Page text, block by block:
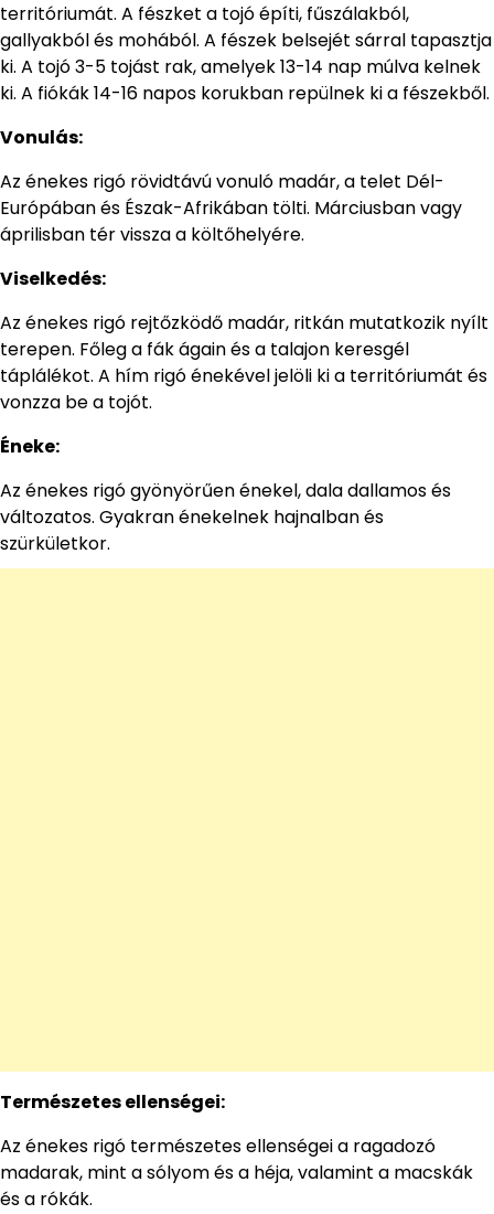
territóriumát. A fészket a tojó építi, fűszálakból,
gallyakból és mohából. A fészek belsejét sárral tapasztja
ki. A tojó 3-5 tojást rak, amelyek 13-14 nap múlva kelnek
ki. A fiókák 14-16 napos korukban repülnek ki a fészekből.
Vonulás:
Az énekes rigó rövidtávú vonuló madár, a telet Dél-
Európában és Észak-Afrikában tölti. Márciusban vagy
áprilisban tér vissza a költőhelyére.
Viselkedés:
Az énekes rigó rejtőzködő madár, ritkán mutatkozik nyílt
terepen. Főleg a fák ágain és a talajon keresgél
táplálékot. A hím rigó énekével jelöli ki a territóriumát és
vonzza be a tojót.
Éneke:
Az énekes rigó gyönyörűen énekel, dala dallamos és
változatos. Gyakran énekelnek hajnalban és
szürkületkor.
Természetes ellenségei:
Az énekes rigó természetes ellenségei a ragadozó
madarak, mint a sólyom és a héja, valamint a macskák
és a rókák.